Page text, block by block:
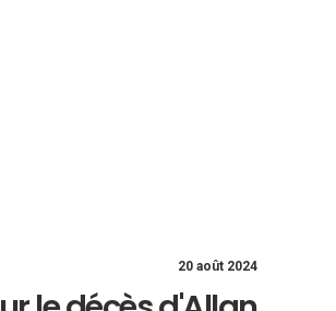
20 août 2024